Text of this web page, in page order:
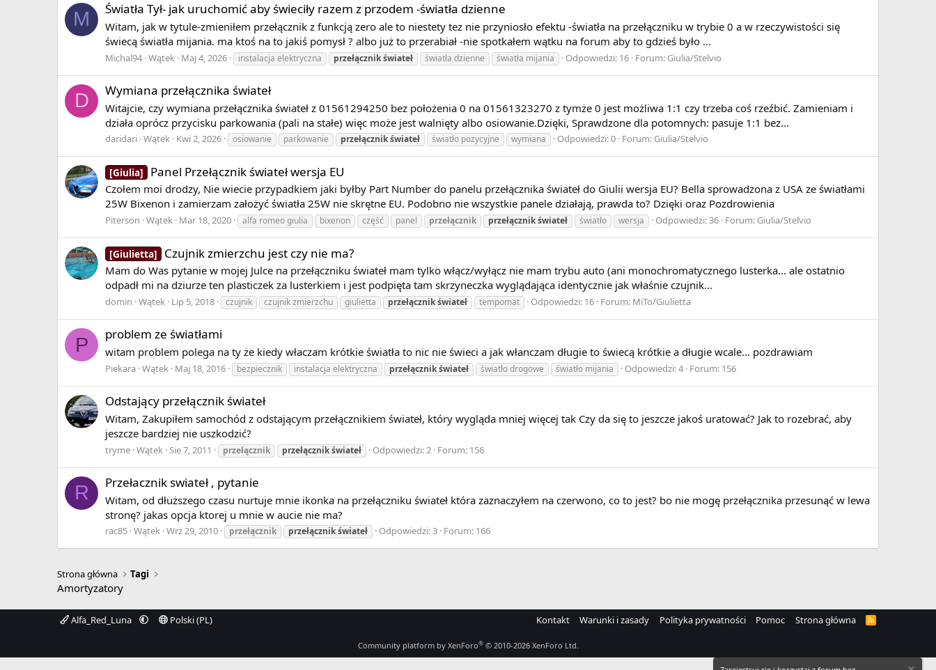
M Światła Tył- jak uruchomić aby świeciły razem z przodem -światła dzienne
Witam, jak w tytule-zmieniłem przełącznik z funkcją zero ale to niestety tez nie przyniosło efektu -światła na przełączniku w trybie 0 a w rzeczywistości się
świecą światła mijania. ma ktoś na to jakiś pomysł ? albo już to przerabiał -nie spotkałem wątku na forum aby to gdzieś było ...
Michal94 Wątek Maj 4, 2026 instalacja elektryczna przełącznikświateł światła dzienne światła mijania Odpowiedzi: 16 Forum: Giulia/Stelvio
D Wymiana przełącznika świateł
Witajcie, czy wymiana przełącznika świateł z 01561294250 bez położenia 0 na 01561323270 z tymże 0 jest możliwa 1:1 czy trzeba coś rzeźbić. Zamieniam i
działa oprócz przycisku parkowania (pali na stałe) więc może jest walnięty albo osiowanie.Dzięki, Sprawdzone dla potomnych: pasuje 1:1 bez...
daridari Wątek Kwi 2, 2026 osiowanie parkowanie przełącznikświateł światło pozycyjne wymiana Odpowiedzi: 0 Forum: Giulia/Stelvio
[Giulia] Panel Przełącznik świateł wersja EU
Czołem moi drodzy, Nie wiecie przypadkiem jaki byłby Part Number do panelu przełącznika świateł do Giulii wersja EU? Bella sprowadzona z USA ze światłami
25W Bixenon i zamierzam założyć światła 25W nie skrętne EU. Podobno nie wszystkie panele działają, prawda to? Dzięki oraz Pozdrowienia
Piterson Wątek Mar 18, 2020 alfa romeo giulia bixenon część panel przełącznik przełącznikświateł światło wersja Odpowiedzi: 36 Forum: Giulia/Stelvio
[Giulietta] Czujnik zmierzchu jest czy nie ma?
Mam do Was pytanie w mojej Julce na przełączniku świateł mam tylko włącz/wyłącz nie mam trybu auto (ani monochromatycznego lusterka... ale ostatnio
odpadł mi na dziurze ten plasticzek za lusterkiem i jest podpięta tam skrzyneczka wyglądająca identycznie jak właśnie czujnik...
domin Wątek Lip 5, 2018 czujnik czujnik zmierzchu giulietta przełącznikświateł tempomat Odpowiedzi: 16 Forum: MiTo/Giulietta
P problem ze światłami
witam problem polega na ty że kiedy właczam krótkie światła to nic nie świeci a jak włanczam długie to świecą krótkie a długie wcale... pozdrawiam
Piekara Wątek Maj 18, 2016 bezpiecznik instalacja elektryczna przełącznikświateł światło drogowe światło mijania Odpowiedzi: 4 Forum: 156
Odstający przełącznik świateł
Witam, Zakupiłem samochód z odstającym przełącznikiem świateł, który wygląda mniej więcej tak Czy da się to jeszcze jakoś uratować? Jak to rozebrać, aby
jeszcze bardziej nie uszkodzić?
tryme Wątek Sie 7, 2011 przełącznik przełącznikświateł Odpowiedzi: 2 Forum: 156
R Przełacznik swiateł , pytanie
Witam, od dłuższego czasu nurtuje mnie ikonka na przełączniku świateł która zaznaczyłem na czerwono, co to jest? bo nie mogę przełącznika przesunąć w lewa
stronę? jakas opcja ktorej u mnie w aucie nie ma?
rac85 Wątek Wrz 29, 2010 przełącznik przełącznikświateł Odpowiedzi: 3 Forum: 166
Strona główna Tagi
Amortyzatory
Alfa_Red_Luna Polski (PL) Kontakt Warunki i zasady Polityka prywatności Pomoc Strona główna
R
S
Community platform by XenForo® © 2010-2026 XenForo Ltd.